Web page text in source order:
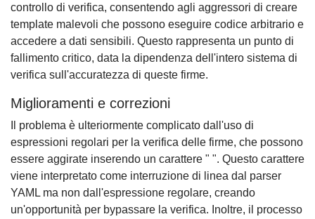
controllo di verifica, consentendo agli aggressori di creare
template malevoli che possono eseguire codice arbitrario e
accedere a dati sensibili. Questo rappresenta un punto di
fallimento critico, data la dipendenza dell'intero sistema di
verifica sull'accuratezza di queste firme.
Miglioramenti e correzioni
Il problema è ulteriormente complicato dall'uso di
espressioni regolari per la verifica delle firme, che possono
essere aggirate inserendo un carattere " ". Questo carattere
viene interpretato come interruzione di linea dal parser
YAML ma non dall'espressione regolare, creando
un'opportunità per bypassare la verifica. Inoltre, il processo